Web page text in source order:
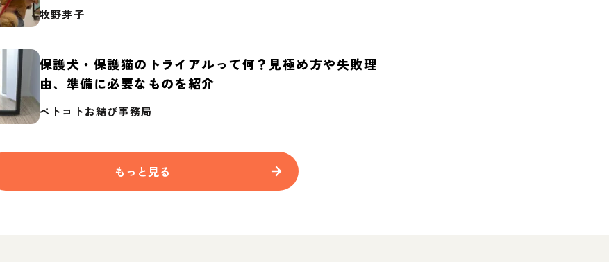
牧野芽子
保護犬・保護猫のトライアルって何？見極め方や失敗理
由、準備に必要なものを紹介
ペトコトお結び事務局
もっと見る